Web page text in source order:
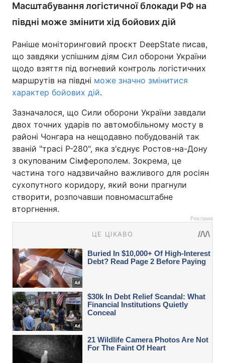
Масштабування логістичної блокади РФ на
півдні може змінити хід бойових дій
Раніше моніторинговий проєкт DeepState писав,
що завдяки успішним діям Сил оборони України
щодо взяття під вогневий контроль логістичних
маршрутів на півдні може значно змінитися
характер бойових дій.
Зазначалося, що Сили оборони України завдали
двох точних ударів по автомобільному мосту в
районі Чонгара на нещодавно побудованій так
званій "трасі Р-280", яка з'єднує Ростов-на-Дону
з окупованим Сімферополем. Зокрема, це
частина того надзвичайно важливого для росіян
сухопутного коридору, який вони прагнули
створити, розпочавши повномасштабне
вторгнення.
Реклама